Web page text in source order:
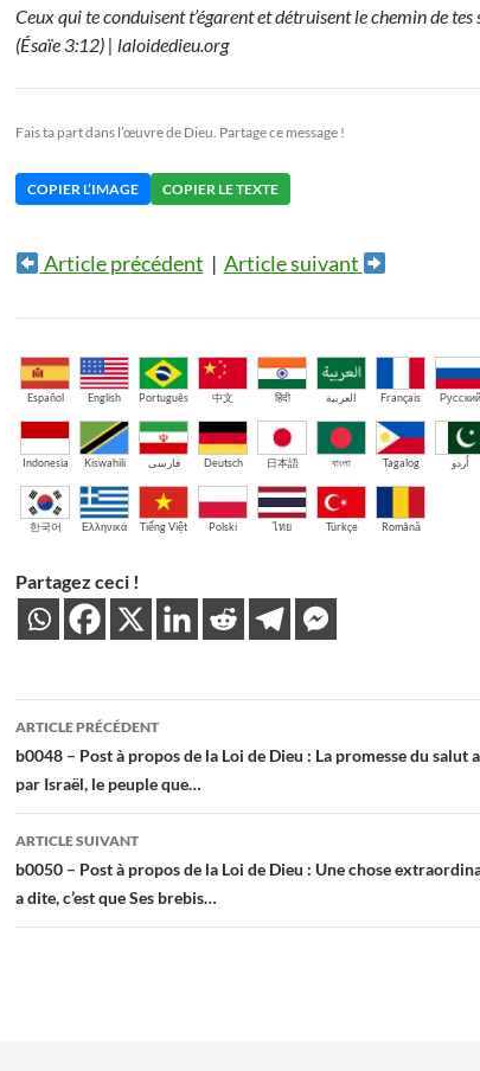
Ceux qui te conduisent t’égarent et détruisent le chemin de tes
(Ésaïe 3:12) | laloidedieu.org
Fais ta part dans l’œuvre de Dieu. Partage ce message !
COPIER L’IMAGE COPIER LE TEXTE
Article précédent | Article suivant
Español English Português 中文 हिंदी العربية Français Русский
Indonesia Kiswahili فارسی Deutsch 日本語 বাংলা Tagalog اُردو
한국어 Ελληνικά Tiếng Việt Polski ไทย Türkçe Română
Partagez ceci !
Navigation
des
articles
ARTICLE PRÉCÉDENT
b0048 – Post à propos de la Loi de Dieu : La promesse du salut
par Israël, le peuple que…
ARTICLE SUIVANT
b0050 – Post à propos de la Loi de Dieu : Une chose
a dite, c’est que Ses brebis…